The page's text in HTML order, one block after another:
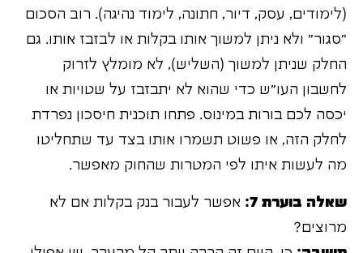
(לימודים, עסק, דיור, חתונה, לימוד נהיגה). רוב הסכום
"סגור" ולא ניתן למשוך אותו בקלות או לבזבז אותו. גם
החלק שניתן למשוך (השליש), לא מומלץ לזרוק
לחשבון העו"ש כדי שהוא לא יתבזבז על שטויות או
יכסה לכם בורות במינוס. פתחו תוכנית חיסכון נפרדת
לחלק הזה, או פשוט תשמרו אותו בצד עד שתחליטו
מה לעשות איתו לפי המטרות שהחוק מאפשר.
שאלה בוערת 7:
אפשר לעבור בנק בקלות אם לא
מרוצים?